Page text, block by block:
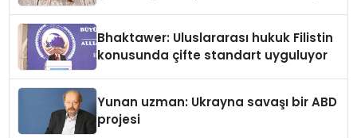
Bhaktawer: Uluslararası hukuk Filistin
konusunda çifte standart uyguluyor
Yunan uzman: Ukrayna savaşı bir ABD
projesi